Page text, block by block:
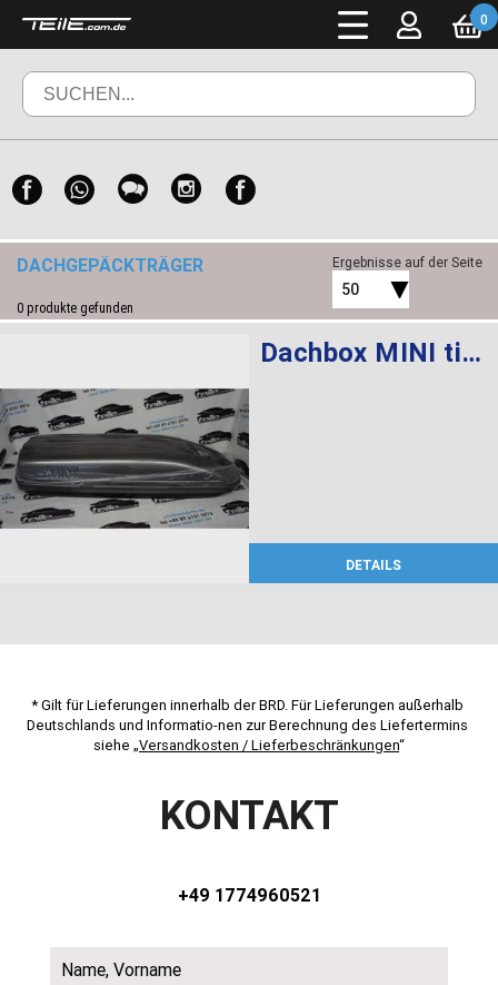
0
DACHGEPÄCKTRÄGER
0 produkte gefunden
Ergebnisse auf der Seite
50
Dachbox MINI titansilber 320 LITER
DETAILS
* Gilt für Lieferungen innerhalb der BRD. Für Lieferungen außerhalb
Deutschlands und Informatio-nen zur Berechnung des Liefertermins
siehe „Versandkosten / Lieferbeschränkungen“
KONTAKT
+49 1774960521
Name, Vorname